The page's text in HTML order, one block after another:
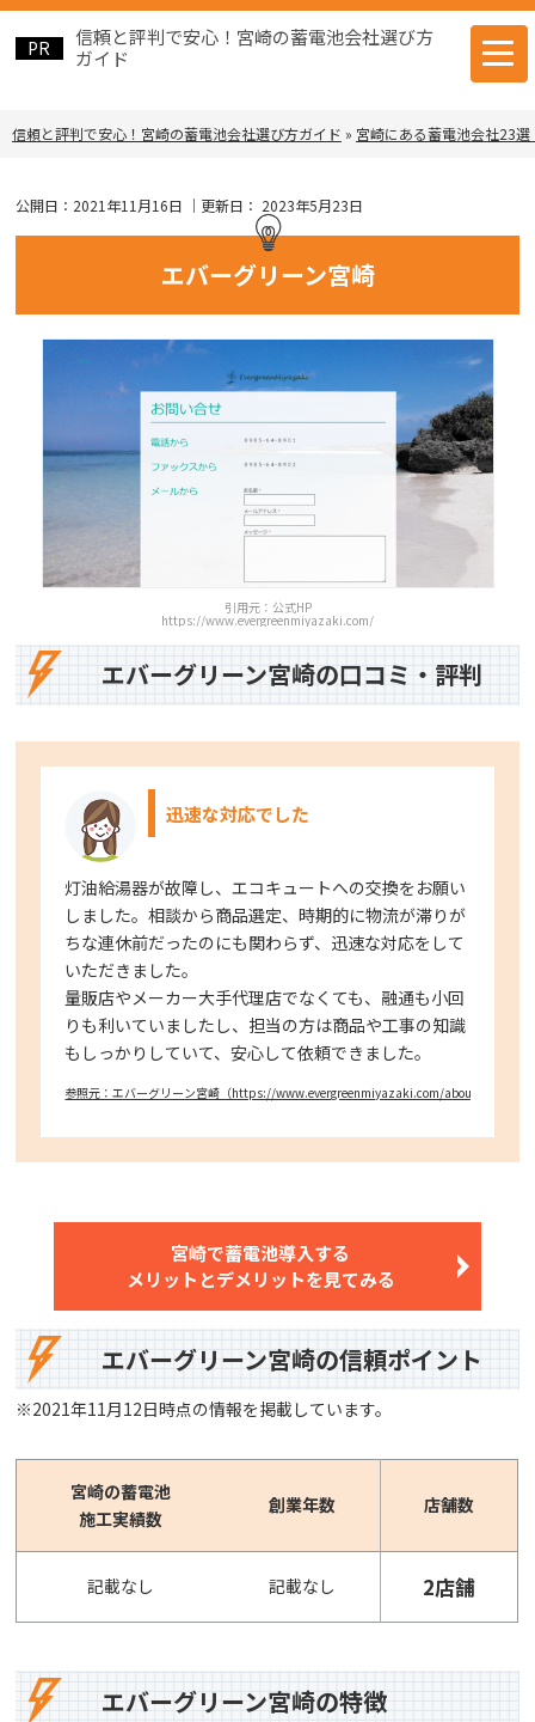
信頼と評判で安心！宮崎の蓄電池会社選び方
ガイド
信頼と評判で安心！宮崎の蓄電池会社選び方ガイド » 宮崎にある蓄電池会社23
公開日： 2021年11月16日 ｜更新日： 2023年5月23日
エバーグリーン宮崎
引用元：公式HP
https://www.evergreenmiyazaki.com/
エバーグリーン宮崎の口コミ・評判
迅速な対応でした
灯油給湯器が故障し、エコキュートへの交換をお願い
しました。相談から商品選定、時期的に物流が滞りが
ちな連休前だったのにも関わらず、迅速な対応をして
いただきました。
量販店やメーカー大手代理店でなくても、融通も小回
りも利いていましたし、担当の方は商品や工事の知識
もしっかりしていて、安心して依頼できました。
参照元：エバーグリーン宮崎（https://www.evergreenmiyazaki.com/about-us/）
宮崎で蓄電池導入する
メリットとデメリットを見てみる
エバーグリーン宮崎の信頼ポイント
※2021年11月12日時点の情報を掲載しています。
宮崎の蓄電池
施工実績数
創業年数 店舗数
記載なし 記載なし 2店舗
エバーグリーン宮崎の特徴